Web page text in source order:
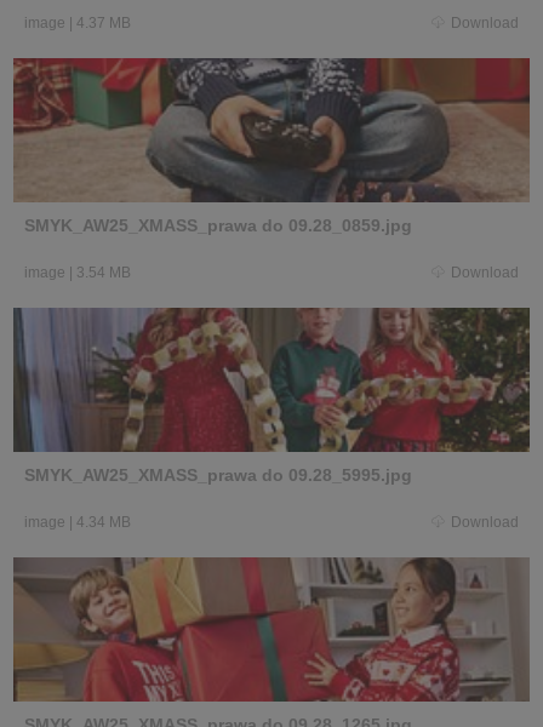
image 4.37 MB Download
SMYK_AW25_XMASS_prawa do 09.28_0859.jpg
image 3.54 MB Download
SMYK_AW25_XMASS_prawa do 09.28_5995.jpg
image 4.34 MB Download